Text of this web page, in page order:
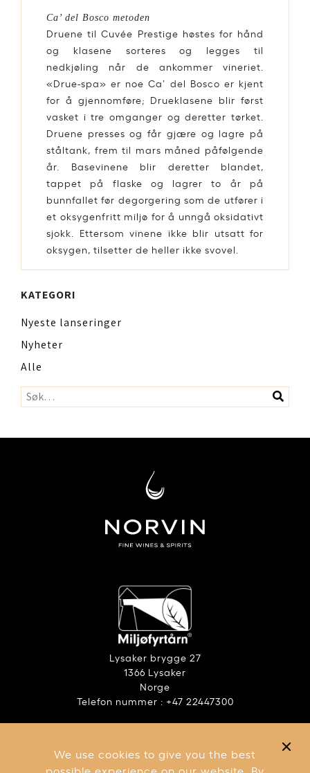
We use cookies to give you the best
Ca’ del Bosco metoden
Druene til Cuvée Prestige høstes for hånd
og klasene sorteres og legges til
nedkjøling når de ankommer vineriet.
«Drue-spa» er noe Ca’ del Bosco er kjent
for å gjennomføre; Drueklasene blir først
vasket i tre omganger og deretter tørket.
Druene presses og får gjære og lagre på
ståltank, frem til mars måned påfølgende
år. Basevinene blir deretter blandet,
tappet på flaske og lagrer to år på
bunnfallet før degorgering som de utfører i
et oksygenfritt miljø for å unngå oksidativt
sjokk. Ettersom vinene ikke blir utsatt for
oksygen, tilsetter de heller ikke svovel.
KATEGORI
Nyeste lanseringer
Nyheter
Alle
Lysaker brygge 27
1366 Lysaker
Norge
Telefon nummer : +47 22447300
VILKÅR OG BETINGELSER